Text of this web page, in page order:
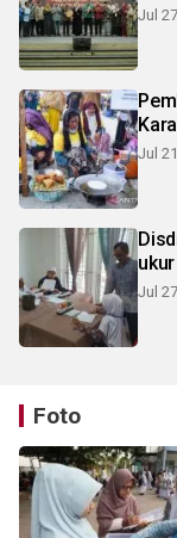
Jul
Jul
Jul
Foto